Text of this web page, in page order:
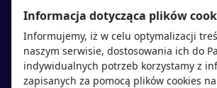
Polityka
Polityka
Kandydaci
Informacja dotycząca plików
Informujemy, iż w celu optymalizacji
naszym serwisie, dostosowania ich do
indywidualnych potrzeb korzystamy z
zapisanych za pomocą plików cookies